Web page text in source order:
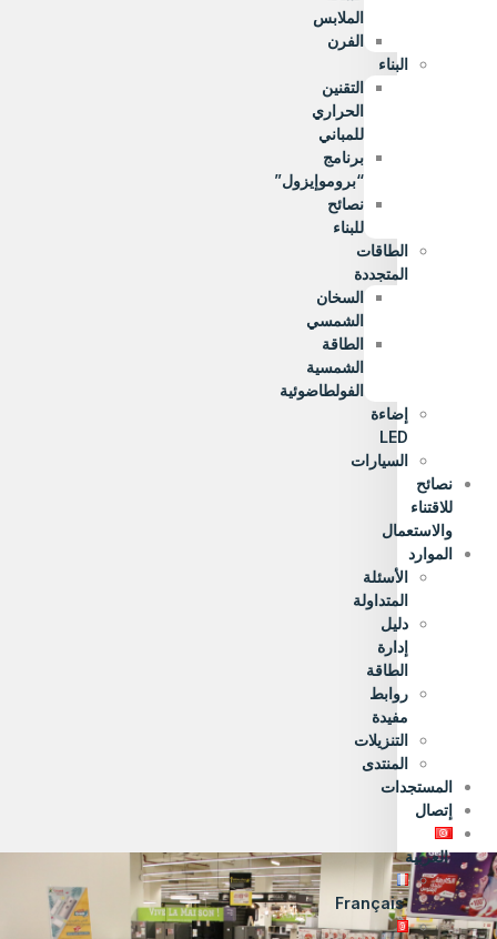
الملابس
الفرن
البناء
التقنين
الحراري
للمباني
برنامج
“بروموإيزول”
نصائح
للبناء
الطاقات
المتجددة
السخان
الشمسي
الطاقة
الشمسية
الفولطاضوئية
إضاءة
LED
السيارات
نصائح
للاقتناء
والاستعمال
الموارد
الأسئلة
المتداولة
دليل
إدارة
الطاقة
روابط
مفيدة
التنزيلات
المنتدى
المستجدات
إتصال
العربية
Français